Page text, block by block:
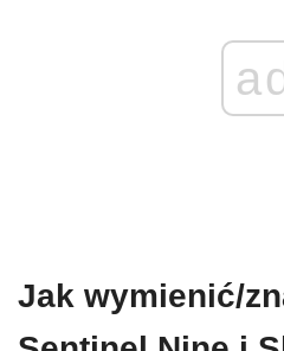
Jak wymienić/